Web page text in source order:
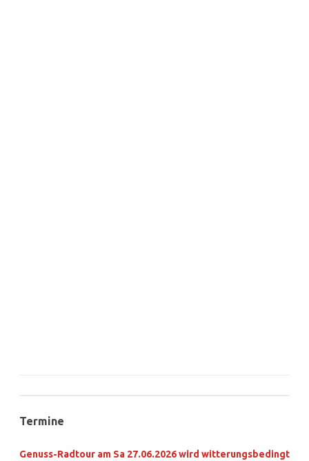
Termine
Genuss-Radtour am Sa 27.06.2026 wird witterungsbedingt